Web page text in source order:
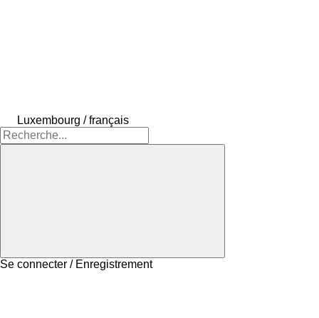
Luxembourg / français
Se connecter / Enregistrement